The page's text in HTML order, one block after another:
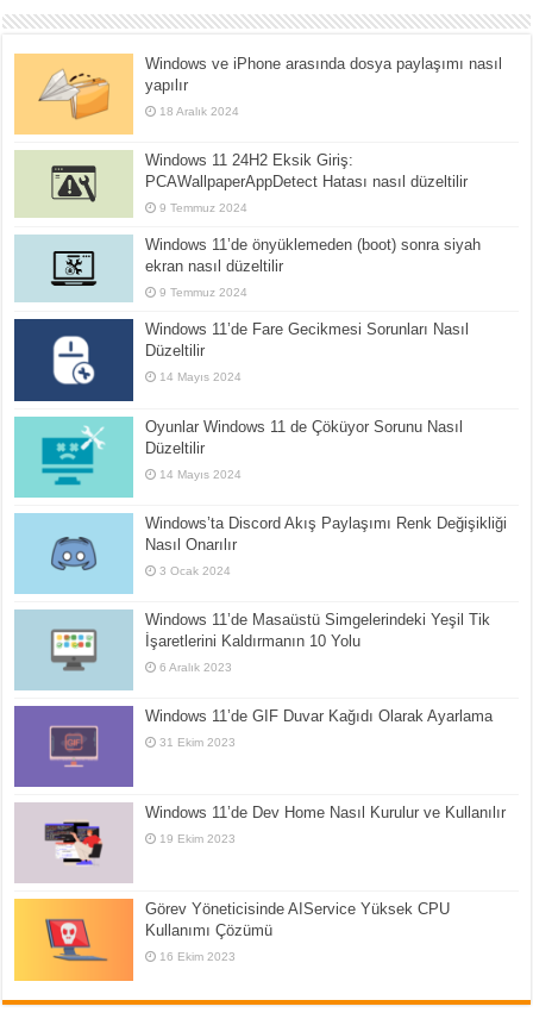
Windows ve iPhone arasında dosya paylaşımı nasıl
yapılır
18 Aralık 2024
Windows 11 24H2 Eksik Giriş:
PCAWallpaperAppDetect Hatası nasıl düzeltilir
9 Temmuz 2024
Windows 11’de önyüklemeden (boot) sonra siyah
ekran nasıl düzeltilir
9 Temmuz 2024
Windows 11’de Fare Gecikmesi Sorunları Nasıl
Düzeltilir
14 Mayıs 2024
Oyunlar Windows 11 de Çöküyor Sorunu Nasıl
Düzeltilir
14 Mayıs 2024
Windows’ta Discord Akış Paylaşımı Renk Değişikliği
Nasıl Onarılır
3 Ocak 2024
Windows 11’de Masaüstü Simgelerindeki Yeşil Tik
İşaretlerini Kaldırmanın 10 Yolu
6 Aralık 2023
Windows 11’de GIF Duvar Kağıdı Olarak Ayarlama
31 Ekim 2023
Windows 11’de Dev Home Nasıl Kurulur ve Kullanılır
19 Ekim 2023
Görev Yöneticisinde AIService Yüksek CPU
Kullanımı Çözümü
16 Ekim 2023